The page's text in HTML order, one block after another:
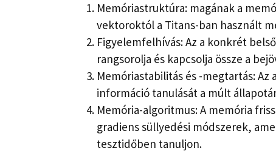
Memóriastruktúra: magának a
vektoroktól a Titans-ban használt
Figyelemfelhívás: Az a konkrét
rangsorolja és kapcsolja össze a
Memóriastabilitás és -megtartás:
információ tanulását a múlt
Memória-algoritmus: A memória
gradiens süllyedési módszerek,
tesztidőben tanuljon.